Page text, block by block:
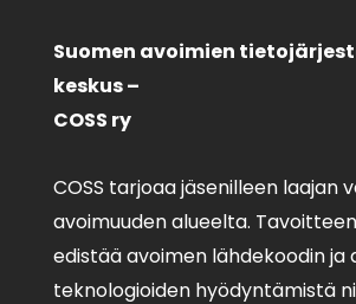
Suomen avoimien
keskus –
COSS ry
COSS tarjoaa jäsenilleen laajan
avoimuuden alueelta.
edistää avoimen lähdekoodin ja
teknologioiden hyödyntämistä